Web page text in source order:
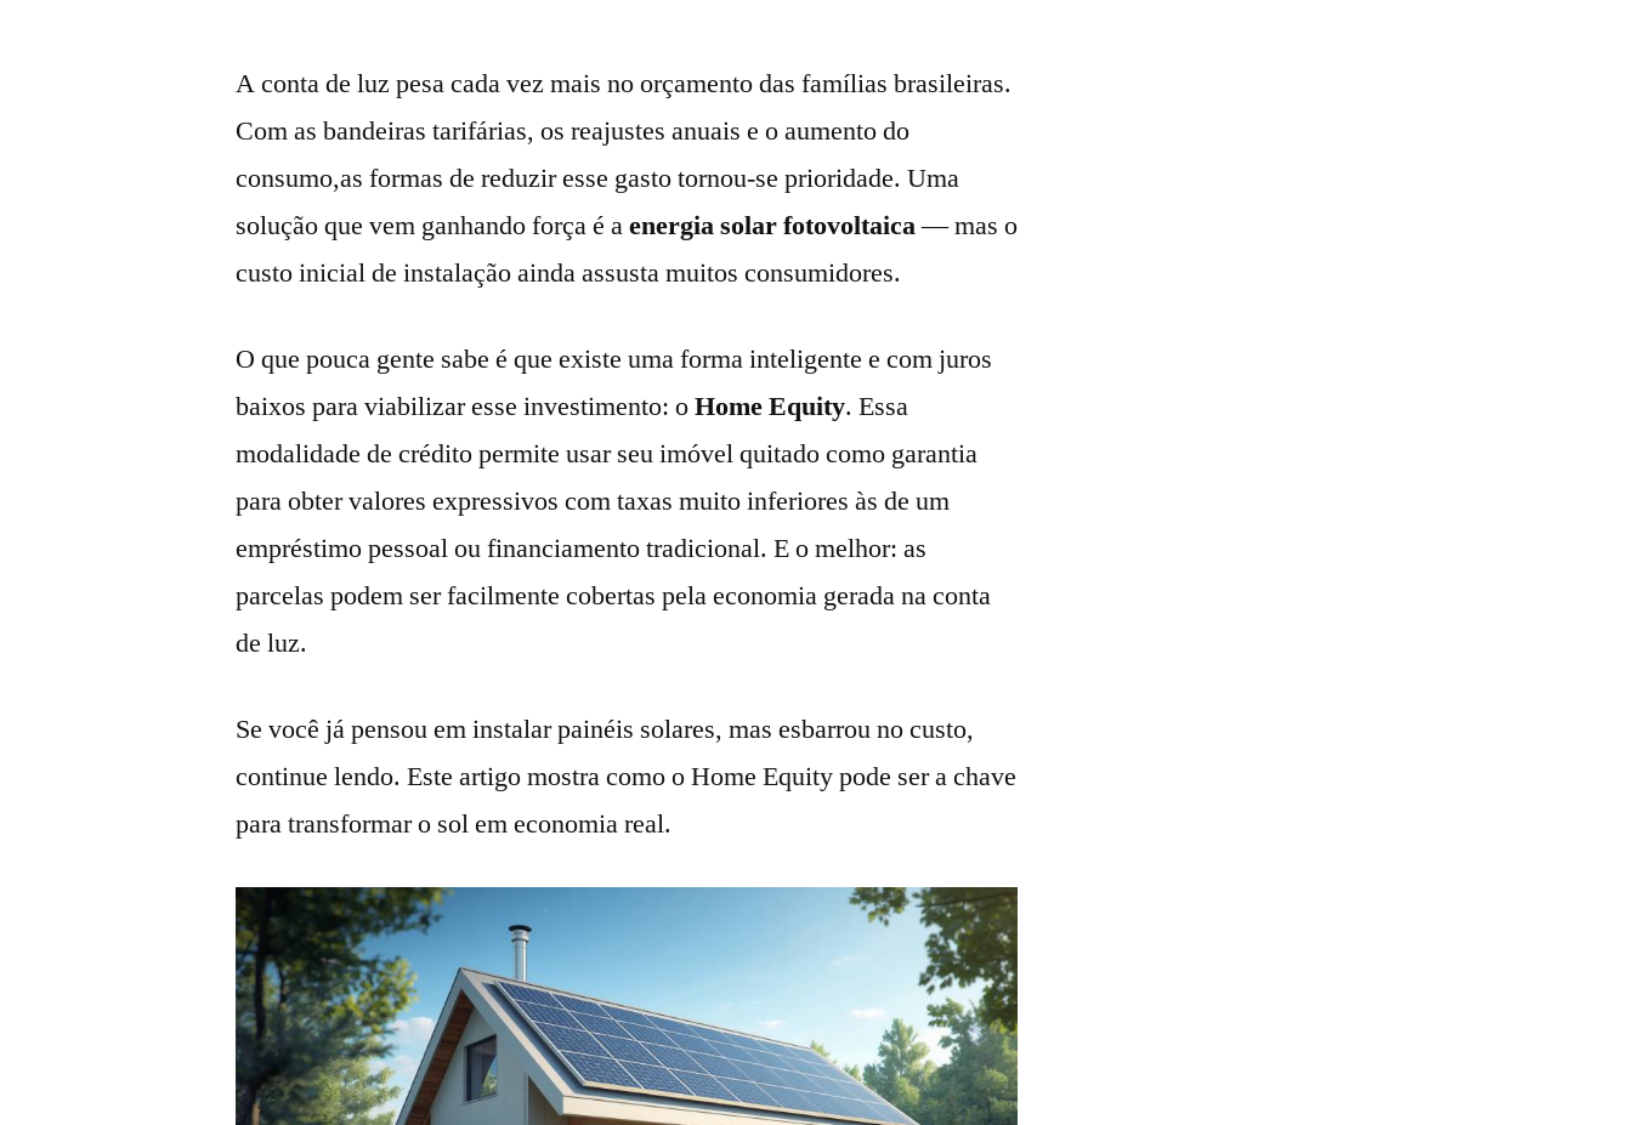
A conta de luz pesa cada vez mais no orçamento das famílias brasileiras.
Com as bandeiras tarifárias, os reajustes anuais e o aumento do
consumo,as formas de reduzir esse gasto tornou-se prioridade. Uma
solução que vem ganhando força é aenergia solar fotovoltaica— mas o
custo inicial de instalação ainda assusta muitos consumidores.
O que pouca gente sabe é que existe uma forma inteligente e com juros
baixos para viabilizar esse investimento: oHome Equity. Essa
modalidade de crédito permite usar seu imóvel quitado como garantia
para obter valores expressivos com taxas muito inferiores às de um
empréstimo pessoal ou financiamento tradicional. E o melhor: as
parcelas podem ser facilmente cobertas pela economia gerada na conta
de luz.
Se você já pensou em instalar painéis solares, mas esbarrou no custo,
continue lendo. Este artigo mostra como o Home Equity pode ser a chave
para transformar o sol em economia real.